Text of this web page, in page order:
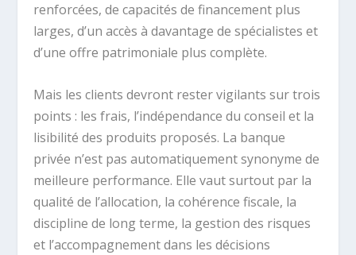
renforcées, de capacités de financement plus
larges, d’un accès à davantage de spécialistes et
d’une offre patrimoniale plus complète.
Mais les clients devront rester vigilants sur trois
points : les frais, l’indépendance du conseil et la
lisibilité des produits proposés. La banque
privée n’est pas automatiquement synonyme de
meilleure performance. Elle vaut surtout par la
qualité de l’allocation, la cohérence fiscale, la
discipline de long terme, la gestion des risques
et l’accompagnement dans les décisions